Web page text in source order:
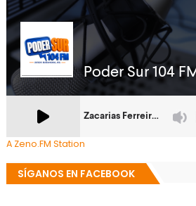
A Zeno.FM Station
SÍGANOS EN FACEBOOK